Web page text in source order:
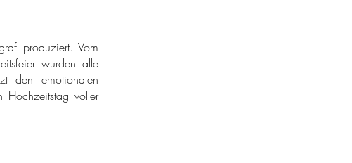
produziert. Vom
wurden alle
den emotionalen
Hochzeitstag voller